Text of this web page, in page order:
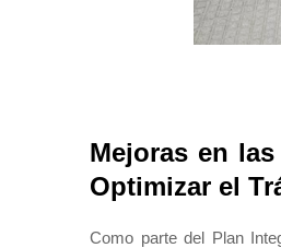
Mejoras en
Optimizar el
Como parte del Plan